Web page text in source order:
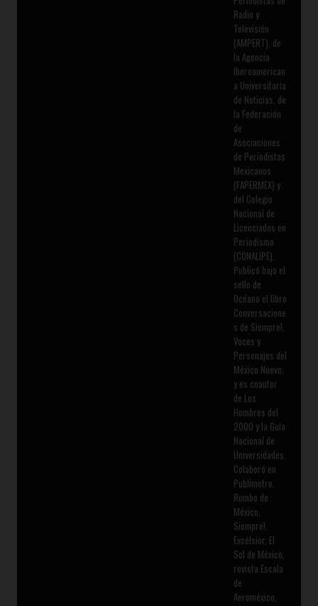
Radio y
Televisión
(AMPERT), de
la Agencia
Iberoamerican
a Universitaria
de Noticias, de
la Federación
de
Asociaciones
de Periodistas
Mexicanos
(FAPERMEX) y
del Colegio
Nacional de
Licenciados en
Periodismo
(CONALIPE).
Publicó bajo el
sello de
Océano el libro
Conversacione
s de Siempre!,
Voces y
Personajes del
México Nuevo;
y es coautor
de Los
Hombres del
2000 y la Guía
Nacional de
Universidades.
Colaboró en
Publimetro,
Rumbo de
México,
Siempre!,
Excélsior, El
Sol de México,
revista Escala
de
Aeroméxico,